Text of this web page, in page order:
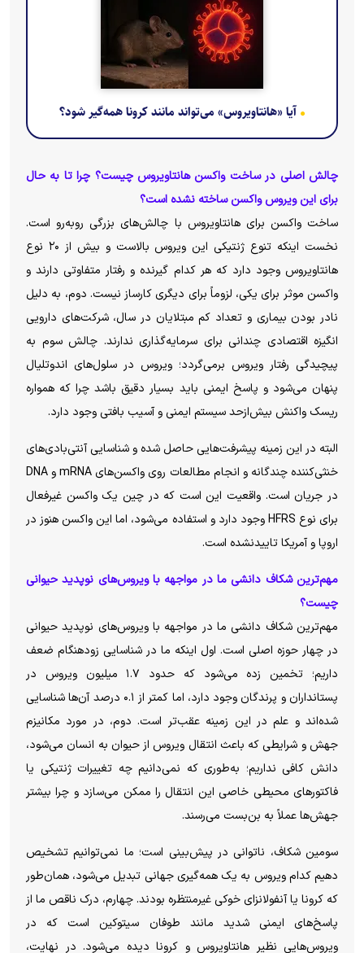
آیا «هانتاویروس» می‌تواند مانند کرونا همه‌گیر شود؟
چالش اصلی در ساخت واکسن هانتاویروس چیست؟ چرا تا به حال
برای این ویروس واکسن ساخته نشده است؟
ساخت واکسن برای هانتاویروس با چالش‌های بزرگی روبه‌رو است.
نخست اینکه تنوع ژنتیکی این ویروس بالاست و بیش از ۲۰ نوع
هانتاویروس وجود دارد که هر کدام گیرنده و رفتار متفاوتی دارند و
واکسن موثر برای یکی، لزوماً برای دیگری کارساز نیست. دوم، به دلیل
نادر بودن بیماری و تعداد کم مبتلایان در سال، شرکت‌های دارویی
انگیزه اقتصادی چندانی برای سرمایه‌گذاری ندارند. چالش سوم به
پیچیدگی رفتار ویروس برمی‌گردد؛ ویروس در سلول‌های اندوتلیال
پنهان می‌شود و پاسخ ایمنی باید بسیار دقیق باشد چرا که همواره
ریسک واکنش بیش‌ازحد سیستم ایمنی و آسیب بافتی وجود دارد.
البته در این زمینه پیشرفت‌هایی حاصل شده و شناسایی آنتی‌بادی‌های
خنثی‌کننده چندگانه و انجام مطالعات روی واکسن‌های mRNA و DNA
در جریان است. واقعیت این است که در چین یک واکسن غیرفعال
برای نوع HFRS وجود دارد و استفاده می‌شود، اما این واکسن هنوز در
اروپا و آمریکا تاییدنشده است.
مهم‌ترین شکاف دانشی ما در مواجهه با ویروس‌های نوپدید حیوانی
چیست؟
مهم‌ترین شکاف دانشی ما در مواجهه با ویروس‌های نوپدید حیوانی
در چهار حوزه اصلی است. اول اینکه ما در شناسایی زودهنگام ضعف
داریم؛ تخمین زده می‌شود که حدود ۱.۷ میلیون ویروس در
پستانداران و پرندگان وجود دارد، اما کمتر از ۰.۱ درصد آن‌ها شناسایی
شده‌اند و علم در این زمینه عقب‌تر است. دوم، در مورد مکانیزم
جهش و شرایطی که باعث انتقال ویروس از حیوان به انسان می‌شود،
دانش کافی نداریم؛ به‌طوری که نمی‌دانیم چه تغییرات ژنتیکی یا
فاکتورهای محیطی خاصی این انتقال را ممکن می‌سازد و چرا بیشتر
جهش‌ها عملاً به بن‌بست می‌رسند.
سومین شکاف، ناتوانی در پیش‌بینی است؛ ما نمی‌توانیم تشخیص
دهیم کدام ویروس به یک همه‌گیری جهانی تبدیل می‌شود، همان‌طور
که کرونا یا آنفولانزای خوکی غیرمنتظره بودند. چهارم، درک ناقص ما از
پاسخ‌های ایمنی شدید مانند طوفان سیتوکین است که در
ویروس‌هایی نظیر هانتاویروس و کرونا دیده می‌شود. در نهایت،